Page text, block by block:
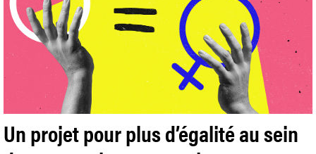
Un projet pour plus d’égalité au sein